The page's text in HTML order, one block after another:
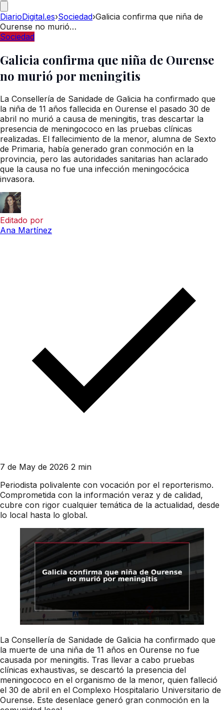
DiarioDigital.es›Sociedad›Galicia confirma que niña de
Ourense no murió…
Sociedad
Galicia confirma que niña de Ourense
no murió por meningitis
La Consellería de Sanidade de Galicia ha confirmado que
la niña de 11 años fallecida en Ourense el pasado 30 de
abril no murió a causa de meningitis, tras descartar la
presencia de meningococo en las pruebas clínicas
realizadas. El fallecimiento de la menor, alumna de Sexto
de Primaria, había generado gran conmoción en la
provincia, pero las autoridades sanitarias han aclarado
que la causa no fue una infección meningocócica
invasora.
Editado por
Ana Martínez
7 de May de 2026 2 min
Periodista polivalente con vocación por el reporterismo.
Comprometida con la información veraz y de calidad,
cubre con rigor cualquier temática de la actualidad, desde
lo local hasta lo global.
La Consellería de Sanidade de Galicia ha confirmado que
la muerte de una niña de 11 años en Ourense no fue
causada por meningitis. Tras llevar a cabo pruebas
clínicas exhaustivas, se descartó la presencia del
meningococo en el organismo de la menor, quien falleció
el 30 de abril en el Complexo Hospitalario Universitario de
Ourense. Este desenlace generó gran conmoción en la